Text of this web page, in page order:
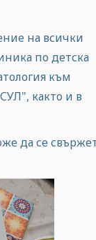
на всички
по детска
към
както и в
да се